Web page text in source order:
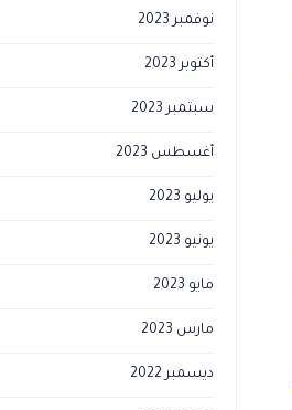
نوفمبر 2023
أكتوبر 2023
سبتمبر 2023
أغسطس 2023
يوليو 2023
يونيو 2023
مايو 2023
مارس 2023
ديسمبر 2022